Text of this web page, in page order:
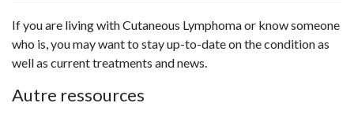
If you are living with Cutaneous Lymphoma or know someone
who is, you may want to stay up-to-date on the condition as
well as current treatments and news.
Autre ressources